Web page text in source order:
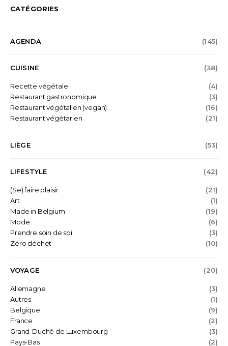
CATÉGORIES
AGENDA (145)
CUISINE (38)
Recette végétale
(4)
Restaurant gastronomique
(3)
Restaurant végétalien (vegan)
(16)
Restaurant végétarien
(21)
LIÈGE (53)
LIFESTYLE (42)
(Se) faire plaisir
(21)
Art
(1)
Made in Belgium
(19)
Mode
(6)
Prendre soin de soi
(3)
Zéro déchet
(10)
VOYAGE (20)
Allemagne
(3)
Autres
(1)
Belgique
(9)
France
(2)
Grand-Duché de Luxembourg
(3)
Pays-Bas
(2)